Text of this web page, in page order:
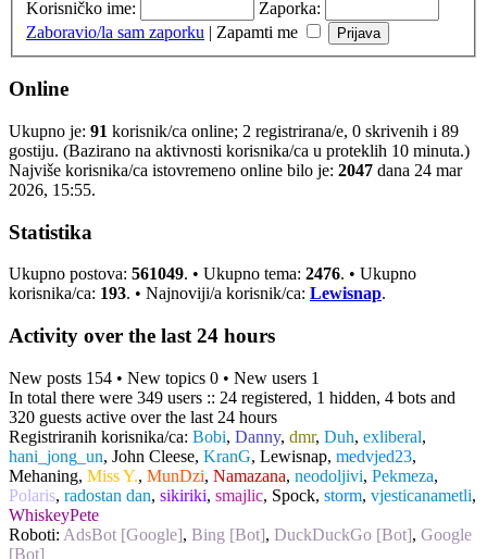
Korisničko ime:
Zaporka:
Zaboravio/la sam zaporku | Zapamti me
Online
Ukupno je: 91 korisnik/ca online; 2 registrirana/e, 0 skrivenih i 89
gostiju. (Bazirano na aktivnosti korisnika/ca u proteklih 10 minuta.)
Najviše korisnika/ca istovremeno online bilo je: 2047 dana 24 mar
2026, 15:55.
Statistika
Ukupno postova: 561049. • Ukupno tema: 2476. • Ukupno
korisnika/ca: 193. • Najnoviji/a korisnik/ca: Lewisnap.
Activity over the last 24 hours
New posts 154 • New topics 0 • New users 1
In total there were 349 users :: 24 registered, 1 hidden, 4 bots and
320 guests active over the last 24 hours
Registriranih korisnika/ca: Bobi, Danny, dmr, Duh, exliberal,
hani_jong_un, John Cleese, KranG, Lewisnap, medvjed23,
Mehaning, Miss Y., MunDzi, Namazana, neodoljivi, Pekmeza,
Polaris, radostan dan, sikiriki, smajlic, Spock, storm, vjesticanametli,
WhiskeyPete
Roboti: AdsBot [Google], Bing [Bot], DuckDuckGo [Bot], Google
[Bot]